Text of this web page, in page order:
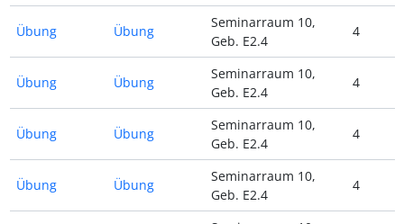
Übung Übung
Seminarraum 10,
Geb. E2.4
4
Übung Übung
Seminarraum 10,
Geb. E2.4
4
Übung Übung
Seminarraum 10,
Geb. E2.4
4
Übung Übung
Seminarraum 10,
Geb. E2.4
4